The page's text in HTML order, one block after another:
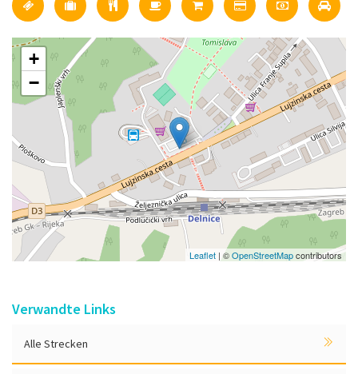
+
−
Leaflet | ©OpenStreetMapcontributors
Verwandte Links
Alle Strecken